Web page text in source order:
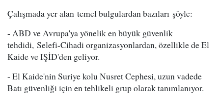
Çalışmada yer alan temel bulgulardan bazıları şöyle:
- ABD ve Avrupa'ya yönelik en büyük güvenlik
tehdidi, Selefi-Cihadi organizasyonlardan, özellikle de El
Kaide ve IŞİD'den geliyor.
- El Kaide'nin Suriye kolu Nusret Cephesi, uzun vadede
Batı güvenliği için en tehlikeli grup olarak tanımlanıyor.